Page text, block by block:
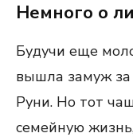
Немного о
Будучи еще
вышла замуж за
Руни. Но тот
семейную